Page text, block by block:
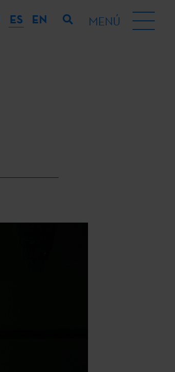
ES EN MENÚ